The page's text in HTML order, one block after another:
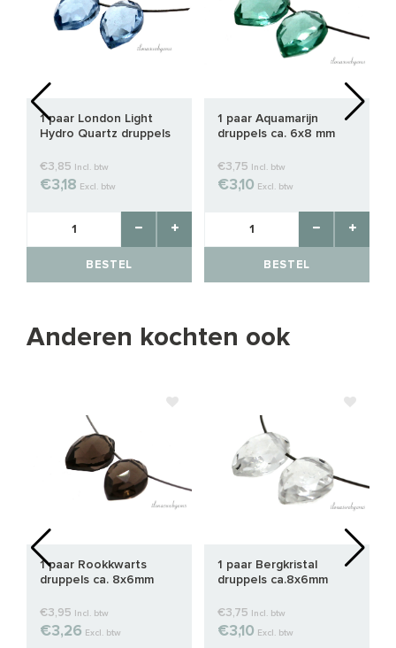
1 paar London Light
Hydro Quartz druppels
€3,85 Incl. btw
€3,18 Excl. btw
BESTEL
1 paar Aquamarijn
druppels ca. 6x8 mm
€3,75 Incl. btw
€3,10 Excl. btw
BESTEL
Anderen kochten ook
1 paar Rookkwarts
druppels ca. 8x6mm
€3,95 Incl. btw
€3,26 Excl. btw
1 paar Bergkristal
druppels ca.8x6mm
€3,75 Incl. btw
€3,10 Excl. btw